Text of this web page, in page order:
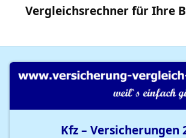
Vergleichsrechnerfür Ihre
Kfz – Versicherungen